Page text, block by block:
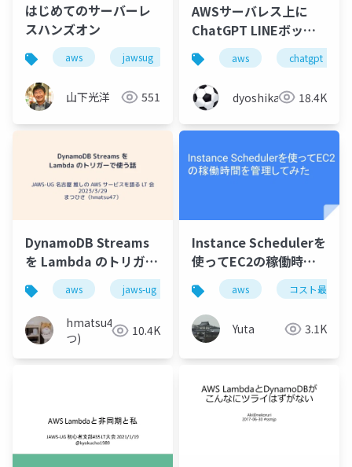
はじめてのサーバーレ
スハンズオン
aws jawsug
山下光洋 551
AWSサーバレス上に
ChatGPT LINEボット
を構築する
aws chatgpt
dyoshikawa 18.4K
DynamoDB Streams
を Lambda のトリガー
で使う話aws jaws-ug dynamodb lambda
hmatsu47(ま
つ)
10.4K
Instance Schedulerを
使ってEC2の稼働時間
を管理してみた
aws コスト最適化
Yuta 3.1K